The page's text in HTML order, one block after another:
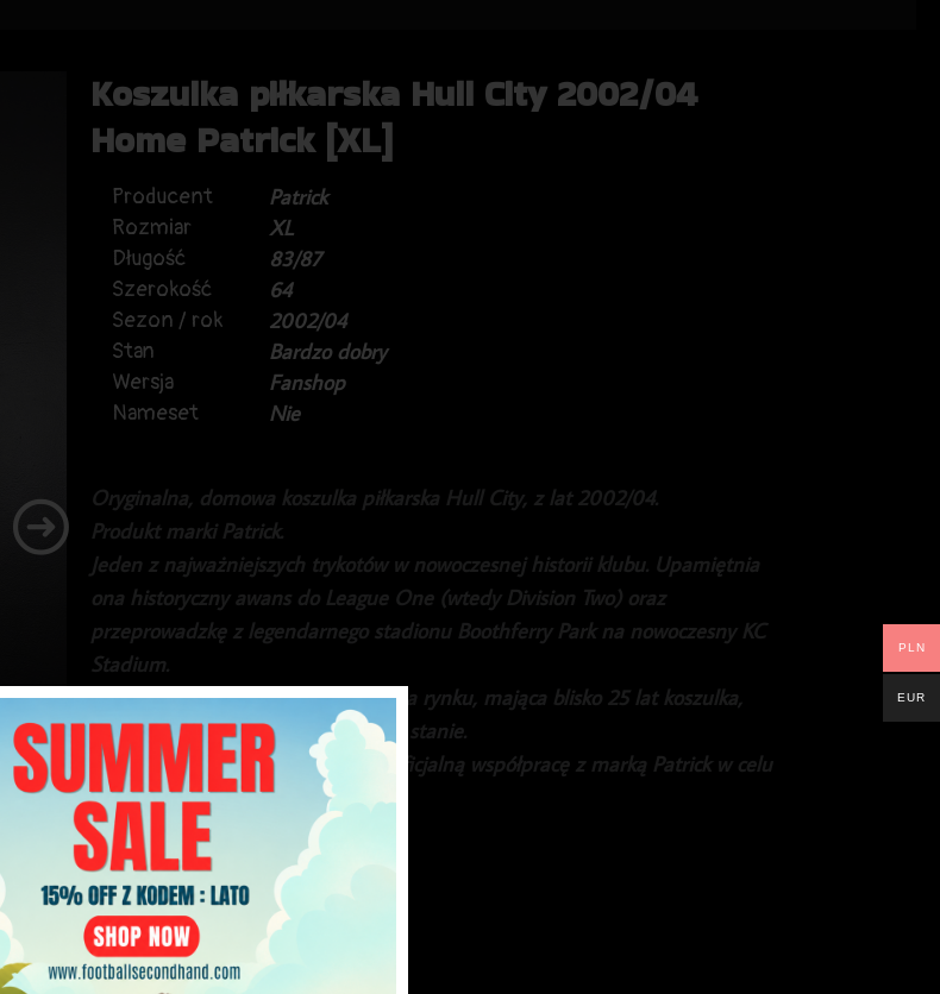
Koszulka piłkarska Hull City 2002/04
Home Patrick [XL]
Producent
Patrick
Rozmiar
XL
Długość
83/87
Szerokość
64
Sezon / rok
2002/04
Stan
Bardzo dobry
Wersja
Fanshop
Nameset
Nie
Oryginalna, domowa koszulka piłkarska Hull City, z lat 2002/04.
Produkt marki Patrick.
Jeden z najważniejszych trykotów w nowoczesnej historii klubu. Upamiętnia
ona historyczny awans do League One (wtedy Division Two) oraz
przeprowadzkę z legendarnego stadionu Boothferry Park na nowoczesny KC
Stadium.
Klasyczna, dość rzadko spotykana na rynku, mająca blisko 25 lat koszulka,
wciąż zachowana w bardzo dobrym stanie.
W czerwcu 2025 roku klub ogłosił oficjalną współpracę z marką Patrick w celu
wydania oficjalnych reedycji.
449.99zł
PLN
EUR